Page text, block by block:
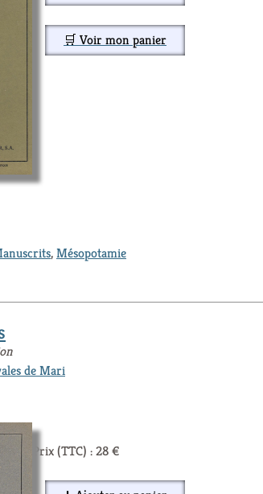
🛒 Voir mon panier
,Mésopotamie
de Mari
Prix (TTC) : 28 €